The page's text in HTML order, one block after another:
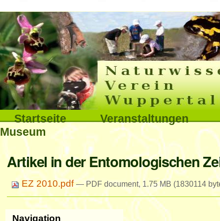
Direkt
zum
Inhalt
|
Direkt
zur
Navigation
Sektionen
Startseite
Veranstaltungen
Museum
Benutzerspezifische
Werkzeuge
Interna
Artikel in der Entomologischen
EZ 2010.pdf— PDF document, 1.75 MB (1830114
Navigation